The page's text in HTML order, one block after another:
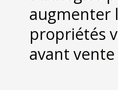
augmenter
propriétés
avant vente